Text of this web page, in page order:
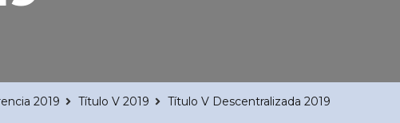
2019 Título V 2019
Título V Descentralizada 2019